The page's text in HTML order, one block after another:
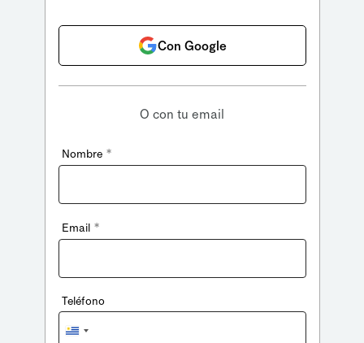
Con Google
O con tu email
Nombre *
Email *
Teléfono
Uruguay